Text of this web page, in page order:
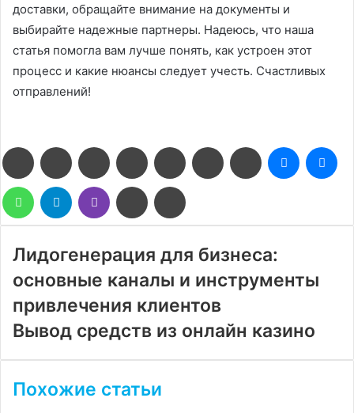
доставки, обращайте внимание на документы и
выбирайте надежные партнеры. Надеюсь, что наша
статья помогла вам лучше понять, как устроен этот
процесс и какие нюансы следует учесть. Счастливых
отправлений!
FacebookTwitter LinkedIn Pinterest Reddit ВконтактеОдноклассники
Messenger
WhatsAppTelegram Viber
Поделиться
через
электронную
Лидогенерация для бизнеса:
основные каналы и инструменты
привлечения клиентов
Вывод средств из онлайн казино
Похожие статьи